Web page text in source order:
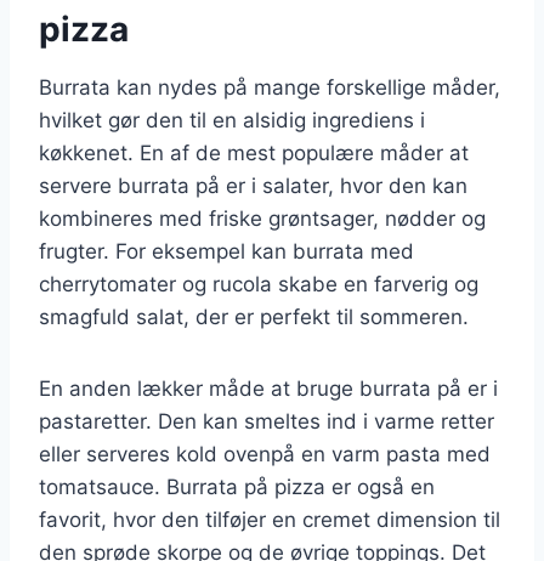
pizza
Burrata kan nydes på mange forskellige måder,
hvilket gør den til en alsidig ingrediens i
køkkenet. En af de mest populære måder at
servere burrata på er i salater, hvor den kan
kombineres med friske grøntsager, nødder og
frugter. For eksempel kan burrata med
cherrytomater og rucola skabe en farverig og
smagfuld salat, der er perfekt til sommeren.
En anden lækker måde at bruge burrata på er i
pastaretter. Den kan smeltes ind i varme retter
eller serveres kold ovenpå en varm pasta med
tomatsauce. Burrata på pizza er også en
favorit, hvor den tilføjer en cremet dimension til
den sprøde skorpe og de øvrige toppings. Det